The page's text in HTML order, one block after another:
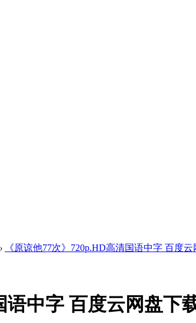
›
《原谅他77次》720p.HD高清国语中字 百度
语中字 百度云网盘下